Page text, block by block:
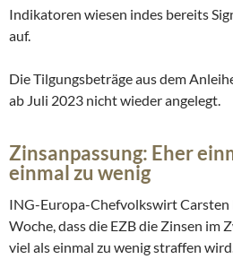
Indikatoren wiesen indes bereits
auf.
Die Tilgungsbeträge aus dem
ab Juli 2023 nicht wieder angelegt.
Zinsanpassung: Eher
einmal zu wenig
ING-Europa-Chefvolkswirt Carsten
Woche, dass die EZB die Zinsen im
viel als einmal zu wenig straffen